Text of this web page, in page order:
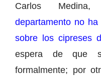
Carlos
departamento no
sobre los cipreses
espera de que
formalmente; por